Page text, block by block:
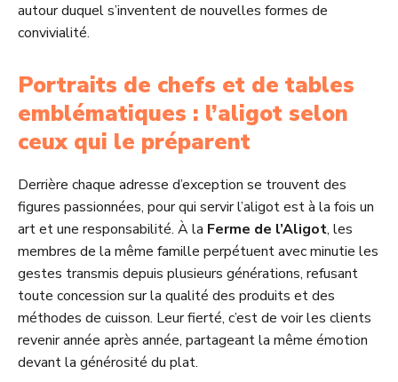
autour duquel s’inventent de nouvelles formes de
convivialité.
Portraits de chefs et de tables
emblématiques : l’aligot selon
ceux qui le préparent
Derrière chaque adresse d’exception se trouvent des
figures passionnées, pour qui servir l’aligot est à la fois un
art et une responsabilité. À la Ferme de l’Aligot, les
membres de la même famille perpétuent avec minutie les
gestes transmis depuis plusieurs générations, refusant
toute concession sur la qualité des produits et des
méthodes de cuisson. Leur fierté, c’est de voir les clients
revenir année après année, partageant la même émotion
devant la générosité du plat.